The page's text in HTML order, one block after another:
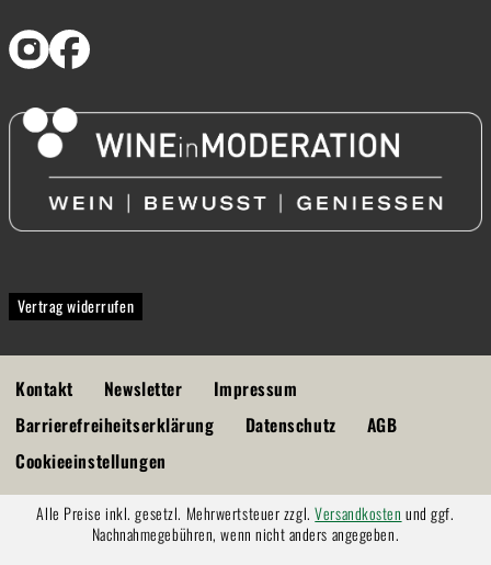
Vertrag widerrufen
Kontakt Newsletter
Impressum
Barrierefreiheitserklärung
Datenschutz
AGB
Cookieeinstellungen
Alle Preise inkl. gesetzl. Mehrwertsteuer zzgl.Versandkosten und ggf.
Nachnahmegebühren, wenn nicht anders angegeben.